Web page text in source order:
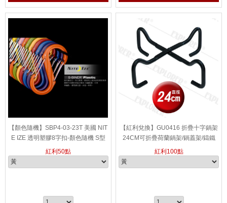
【顏色隨機】SBP4-03-23T 美國 NIT
E IZE 透明塑膠8字扣-顏色隨機 S型
扣 Plastic S型雙面 塑膠扣環 扣環
紅利50點
【紅利兌換】GU0416 折疊十字鍋架
24CM可折疊荷蘭鍋架/鍋蓋架/鑄鐵
鍋/ 平底鍋 同RV-IRON001
紅利100點